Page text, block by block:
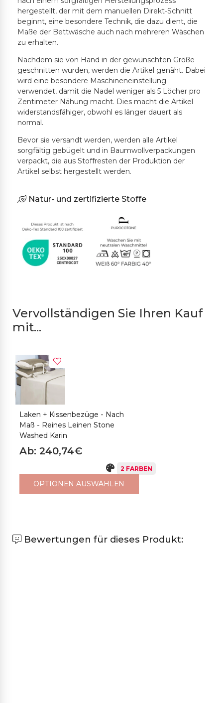
hergestellt, der mit dem manuellen Direkt-Schnitt
beginnt, eine besondere Technik, die dazu dient, die
Maße der Bettwäsche auch nach mehreren Wäschen
zu erhalten.
Nachdem sie von Hand in der gewünschten Größe
geschnitten wurden, werden die Artikel genäht. Dabei
wird eine besondere Maschineneinstellung
verwendet, damit die Nadel weniger als 5 Löcher pro
Zentimeter Nähung macht. Dies macht die Artikel
widerstandsfähiger, obwohl es länger dauert als
normal.
Bevor sie versandt werden, werden alle Artikel
sorgfältig gebügelt und in Baumwollverpackungen
verpackt, die aus Stoffresten der Produktion der
Artikel selbst hergestellt werden.
Natur- und zertifizierte Stoffe
Vervollständigen Sie Ihren Kauf
mit...
Laken + Kissenbezüge - Nach
Maß - Reines Leinen Stone
Washed Karin
Ab: 240,74€
2 FARBEN
OPTIONEN AUSWÄHLEN
Bewertungen für dieses Produkt: